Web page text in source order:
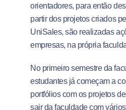
orientadores, para então
partir dos projetos criados
UniSales, são realizadas
empresas, na própria
No primeiro semestre da
estudantes já começam a
portfólios com os projetos
sair da faculdade com